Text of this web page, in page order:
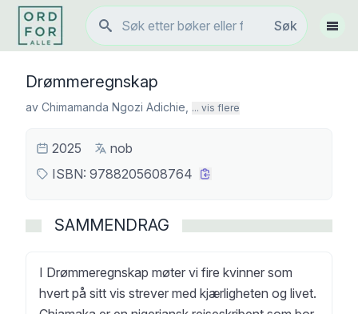
Søk
Søk
Vis
Drømmeregnskap
av Chimamanda Ngozi Adichie ... vis flere
2025
nob
ISBN: 9788205608764
SAMMENDRAG
I Drømmeregnskap møter vi fire kvinner som
hvert på sitt vis strever med kjærligheten og livet.